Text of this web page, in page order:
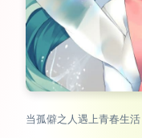
当孤僻之人遇上青春生活